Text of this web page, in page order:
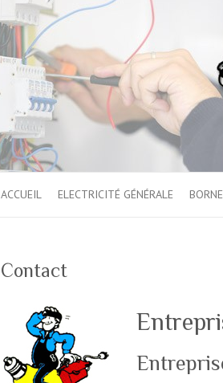
ACCUEIL ELECTRICITÉ GÉNÉRALE
Contact